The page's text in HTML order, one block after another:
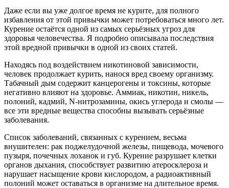
Даже если вы уже долгое время не курите, для полного
избавления от этой привычки может потребоваться много лет.
Курение остаётся одной из самых серьёзных угроз для
здоровья человечества. Я подробно описывала последствия
этой вредной привычки в одной из своих статей.
Находясь под воздействием никотиновой зависимости,
человек продолжает курить, нанося вред своему организму.
Табачный дым содержит канцерогены и токсины, которые
негативно влияют на здоровье. Аммиак, никотин, никель,
полоний, кадмий, N-нитрозамины, окись углерода и смолы —
все эти вредные вещества способны вызывать серьёзные
заболевания.
Список заболеваний, связанных с курением, весьма
внушителен: рак поджелудочной железы, пищевода, мочевого
пузыря, почечных лоханок и губ. Курение разрушает клетки
органов дыхания, способствует развитию атеросклероза и
нарушает насыщение крови кислородом, а радиоактивный
полоний может оставаться в организме на длительное время.